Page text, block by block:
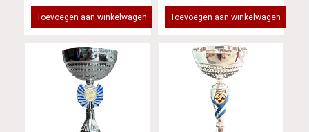
Toevoegen aan winkelwagen Toevoegen aan winkelwagen